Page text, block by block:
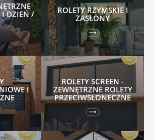
I DZIEŃ /
ROLETY RZYMSKIE I
ZASŁONY
I
ROLETY SCREEN -
ZEWNĘTRZNE ROLETY
PRZECIWSŁONECZNE